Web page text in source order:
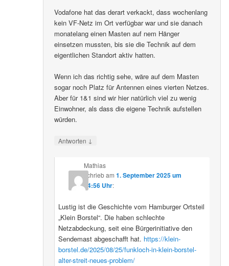
Vodafone hat das derart verkackt, dass wochenlang
kein VF-Netz im Ort verfügbar war und sie danach
monatelang einen Masten auf nem Hänger
einsetzen mussten, bis sie die Technik auf dem
eigentlichen Standort aktiv hatten.
Wenn ich das richtig sehe, wäre auf dem Masten
sogar noch Platz für Antennen eines vierten Netzes.
Aber für 1&1 sind wir hier natürlich viel zu wenig
Einwohner, als dass die eigene Technik aufstellen
würden.
Antworten ↓
Mathias
schriebam 1. September 2025 um
14:56 Uhr:
Lustig ist die Geschichte vom Hamburger Ortsteil
„Klein Borstel“. Die haben schlechte
Netzabdeckung, seit eine Bürgerinitiative den
Sendemast abgeschafft hat. https://klein-
borstel.de/2025/08/25/funkloch-in-klein-borstel-
alter-streit-neues-problem/